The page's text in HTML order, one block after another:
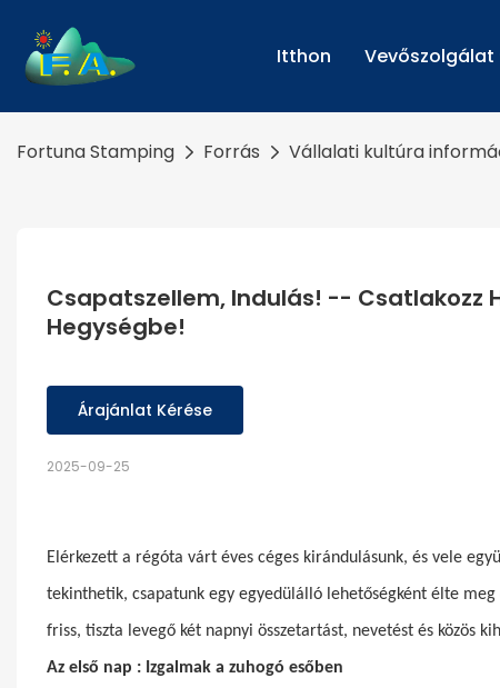
Itthon Vevőszolgálat
Fortuna Stamping Forrás Vállalati kultúra
Csapatszellem, Indulás! -- Csatlakozz
Hegységbe!
Árajánlat Kérése
2025-09-25
Elérkezett a régóta várt éves céges kirándulásunk, és vele
tekinthetik, csapatunk egy egyedülálló lehetőségként élte
friss, tiszta levegő két napnyi összetartást, nevetést és közös
Az első nap : Izgalmak a zuhogó esőben